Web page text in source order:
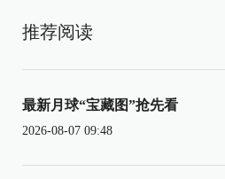
推荐阅读
最新月球“宝藏图”抢先看
2026-08-07 09:48